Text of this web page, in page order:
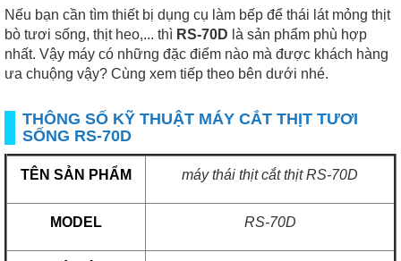
Nếu bạn cần tìm thiết bị dụng cụ làm bếp để thái lát mỏng thịt
bò tươi sống, thịt heo,... thì RS-70D là sản phẩm phù hợp
nhất. Vậy máy có những đặc điểm nào mà được khách hàng
ưa chuộng vậy? Cùng xem tiếp theo bên dưới nhé.
THÔNG SỐ KỸ THUẬT MÁY CẮT THỊT TƯƠI
SỐNG RS-70D
TÊN SẢN PHẨM máy thái thịt cắt thịt RS-70D
MODEL RS-70D